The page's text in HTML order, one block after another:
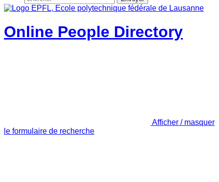
Online People Directory
Afficher / masquer
le formulaire de recherche